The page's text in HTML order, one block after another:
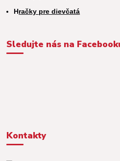
Hračky pre dievčatá
Sledujte nás na
Kontakty